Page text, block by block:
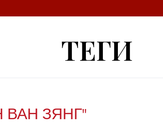
ТЕГИ
ВАН ЗЯНГ"